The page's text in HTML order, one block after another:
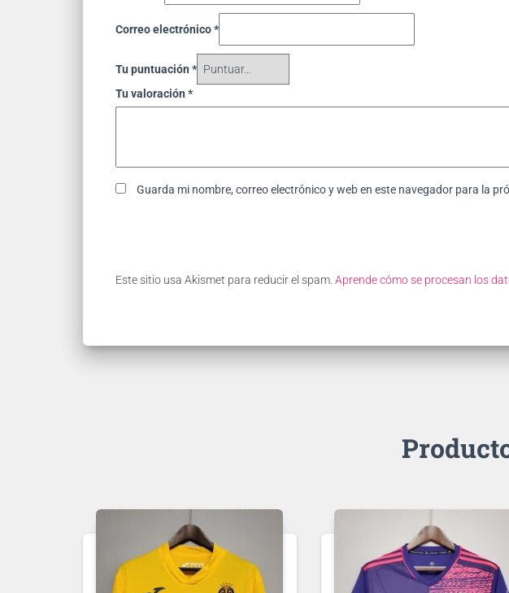
Correo electrónico*
Tu puntuación *
Tu valoración *
Guarda mi nombre, correo electrónico y web en este navegador para la
Este sitio usa Akismet para reducir el spam. Aprende cómo se procesan los